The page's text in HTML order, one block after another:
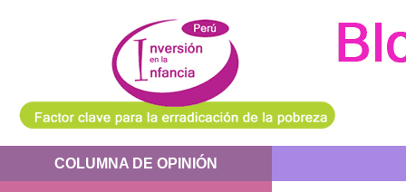
COLUMNA DE OPINIÓN